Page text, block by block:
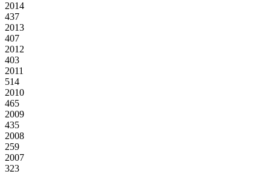
2014
437
2013
407
2012
403
2011
514
2010
465
2009
435
2008
259
2007
323